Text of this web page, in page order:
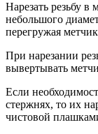
Нарезать резьбу в
небольшого
перегружая
При нарезании
вывертывать
Если
стержнях, то их
чистовой